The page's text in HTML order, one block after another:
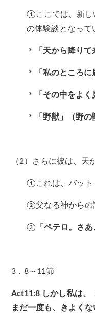
①ここでは、新し
の体験談となって
＊ 「天から降りて
＊ 「私のところに
＊ 「その中をよく
＊ 「野獣」（野の
（2）さらに彼は、天
①これは、バット
②父なる神からの
③ 「ペテロ。さ
3．8～11節
Act11:8 しかし私は、
まだ一度も、きよく